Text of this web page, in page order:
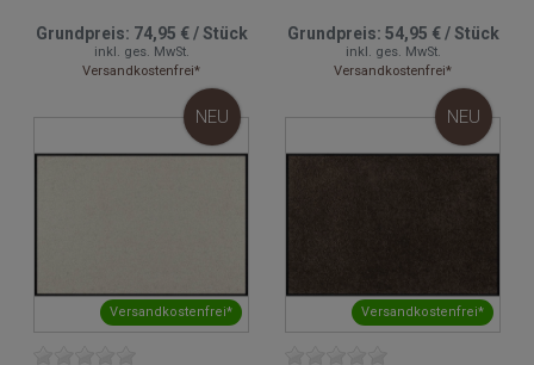
Grundpreis: 74,95 €/Stück
inkl. ges. MwSt.
Versandkostenfrei*
Grundpreis: 54,95 €/Stück
inkl. ges. MwSt.
Versandkostenfrei*
Versandkostenfrei*
NEU
Versandkostenfrei*
NEU